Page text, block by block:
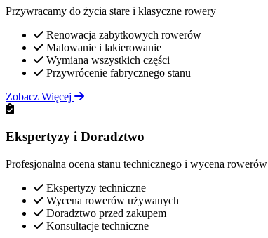
Przywracamy do życia stare i klasyczne rowery
Renowacja zabytkowych rowerów
Malowanie i lakierowanie
Wymiana wszystkich części
Przywrócenie fabrycznego stanu
Zobacz Więcej
Ekspertyzy i Doradztwo
Profesjonalna ocena stanu technicznego i wycena rowerów
Ekspertyzy techniczne
Wycena rowerów używanych
Doradztwo przed zakupem
Konsultacje techniczne